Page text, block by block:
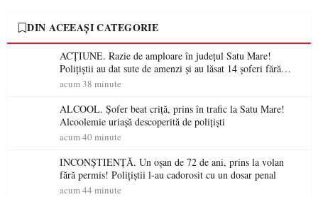
DIN ACEEAȘI CATEGORIE
ACȚIUNE. Razie de amploare în județul Satu Mare!
Polițiștii au dat sute de amenzi și au lăsat 14 șoferi fără
permis într-o singură zi
acum 38 minute
ALCOOL. Șofer beat criță, prins în trafic la Satu Mare!
Alcoolemie uriașă descoperită de polițiști
acum 40 minute
INCONȘTIENȚĂ. Un oșan de 72 de ani, prins la volan
fără permis! Polițiștii l-au cadorosit cu un dosar penal
acum 44 minute